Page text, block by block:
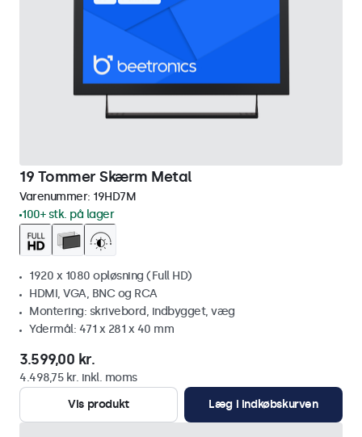
19 Tommer Skærm Metal
Varenummer: 19HD7M
100+ stk. på lager
1920 x 1080 opløsning (Full HD)
HDMI, VGA, BNC og RCA
Montering: skrivebord, indbygget, væg
Ydermål: 471 x 281 x 40 mm
3.599,00 kr.
4.498,75 kr. inkl. moms
Vis produkt
Læg i indkøbskurven